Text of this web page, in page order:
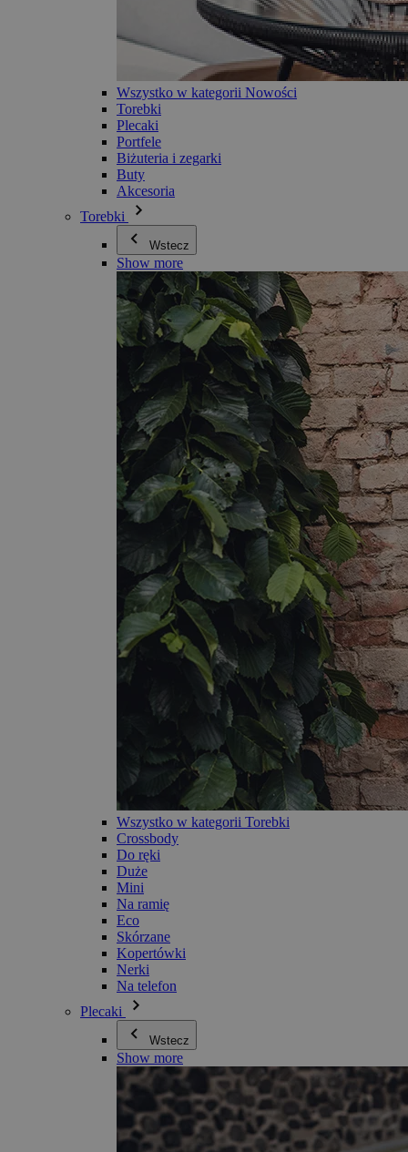
Wszystko w kategorii Nowości
Torebki
Plecaki
Portfele
Biżuteria i zegarki
Buty
Akcesoria
Torebki
Wstecz
Show more
Wszystko w kategorii Torebki
Crossbody
Do ręki
Duże
Mini
Na ramię
Eco
Skórzane
Kopertówki
Nerki
Na telefon
Plecaki
Wstecz
Show more